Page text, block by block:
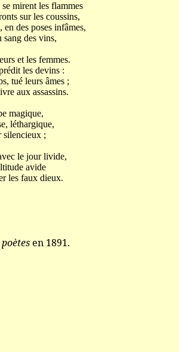
mirent les flammes
sur les coussins,
des poses infâmes,
sang des vins,
et les femmes.
les devins :
tué leurs âmes ;
aux assassins.
magique,
léthargique,
silencieux ;
le jour livide,
avide
les faux dieux.
en 1891.